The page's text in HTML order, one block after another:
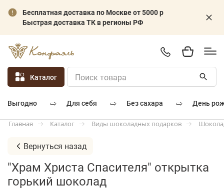
Бесплатная доставка по Москве от 5000 р
Быстрая доставка ТК в регионы РФ
Каталог
выгодно ⇨ для себя ⇨ без сахара ⇨ день
Главная Каталог Виды шоколадных подарков
Вернуться назад
"Храм Христа Спасителя" открытка
горький шоколад